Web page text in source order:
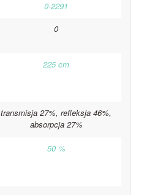
0-2291
0
225 cm
transmisja 27%, refleksja 46%,
absorpcja 27%
50 %